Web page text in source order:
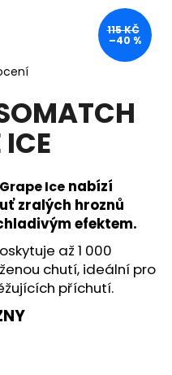
Ice nabízí
zralých hroznů
efektem.
až 1 000
chutí, ideální pro
příchutí.
115 KČ
–40 %